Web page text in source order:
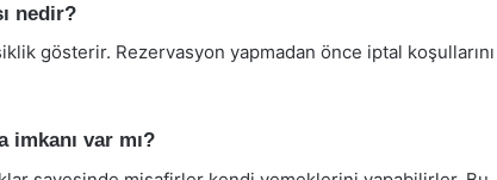
nedir?
gösterir. Rezervasyon yapmadan önce iptal koşullarını
imkanı var mı?